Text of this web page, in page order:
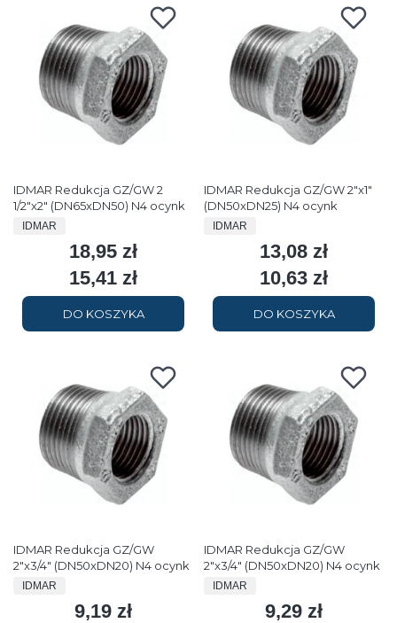
IDMAR Redukcja GZ/GW 2
1/2"x2" (DN65xDN50) N4 ocynk
PRODUCENT
IDMAR
Cena
18,95 zł
Cena
15,41 zł
DO KOSZYKA
IDMAR Redukcja GZ/GW 2"x1"
(DN50xDN25) N4 ocynk
PRODUCENT
IDMAR
Cena
13,08 zł
Cena
10,63 zł
DO KOSZYKA
IDMAR Redukcja GZ/GW
2"x3/4" (DN50xDN20) N4 ocynk
PRODUCENT
IDMAR
Cena
9,19 zł
IDMAR Redukcja GZ/GW
2"x3/4" (DN50xDN20) N4 ocynk
PRODUCENT
IDMAR
Cena
9,29 zł